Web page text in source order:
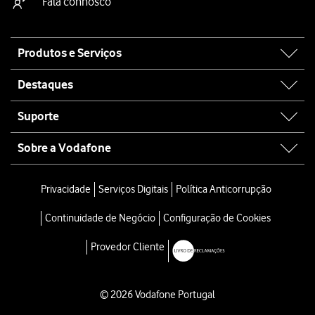
map
Produtos e Serviços
Destaques
Suporte
Sobre a Vodafone
Privacidade Serviços Digitais Política Anticorrupção
Continuidade de Negócio Configuração de Cookies
Provedor Cliente
© 2026 Vodafone Portugal